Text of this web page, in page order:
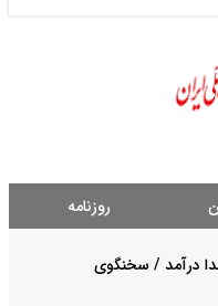
روزنامه
درآمد / سخنگوی